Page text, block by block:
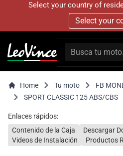
Select your country of
Select your
Home Tu moto
FB
SPORT CLASSIC 125 ABS/CBS
Enlaces rápidos:
Contenido de la Caja
Descargar
Videos de Instalación
Productos